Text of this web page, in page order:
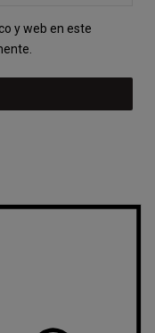
y web en este